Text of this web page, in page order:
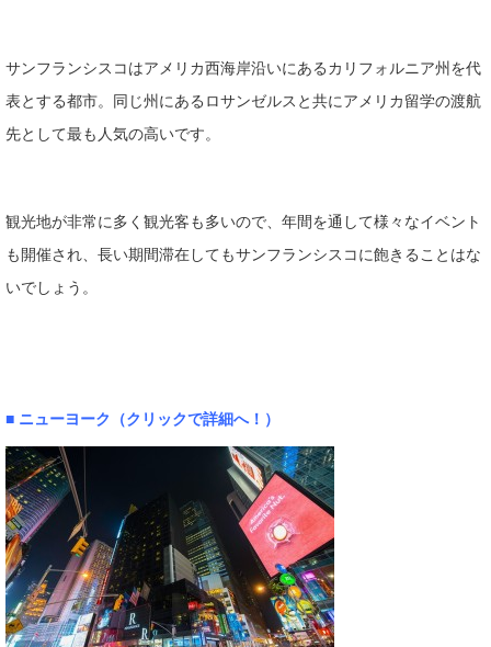
サンフランシスコはアメリカ西海岸沿いにあるカリフォルニア州を代
表とする都市。同じ州にあるロサンゼルスと共にアメリカ留学の渡航
先として最も人気の高いです。
観光地が非常に多く観光客も多いので、年間を通して様々なイベント
も開催され、長い期間滞在してもサンフランシスコに飽きることはな
いでしょう。
■ ニューヨーク（クリックで詳細へ！）